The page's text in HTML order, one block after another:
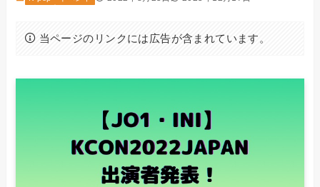
当ページのリンクには広告が含まれています。